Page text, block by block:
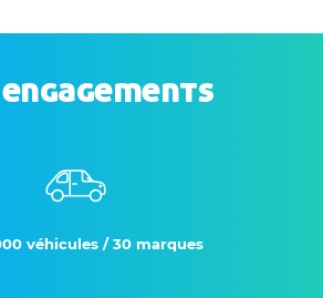
véhicules / 30 marques